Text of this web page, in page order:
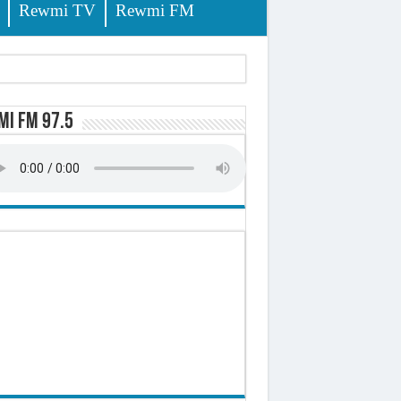
Rewmi TV Rewmi FM
octroyé
milliards de francs CFA
FM 97.5